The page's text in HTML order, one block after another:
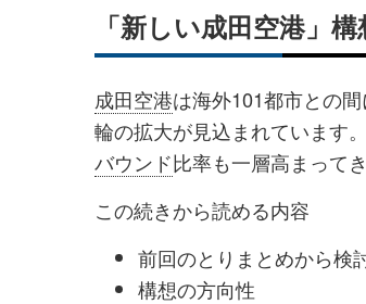
「新しい成田空港」
成田空港は海外101都市との
輪の拡大が見込まれています
バウンド比率も一層高まって
この続きから読める内容
前回のとりまとめから検
構想の方向性